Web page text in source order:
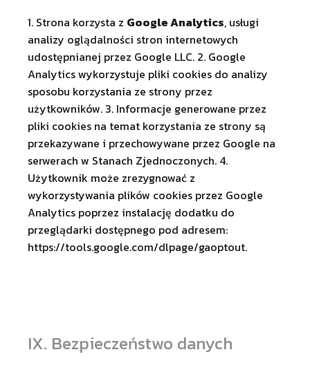
1. Strona korzysta z Google Analytics, usługi
analizy oglądalności stron internetowych
udostępnianej przez Google LLC. 2. Google
Analytics wykorzystuje pliki cookies do analizy
sposobu korzystania ze strony przez
użytkowników. 3. Informacje generowane przez
pliki cookies na temat korzystania ze strony są
przekazywane i przechowywane przez Google na
serwerach w Stanach Zjednoczonych. 4.
Użytkownik może zrezygnować z
wykorzystywania plików cookies przez Google
Analytics poprzez instalację dodatku do
przeglądarki dostępnego pod adresem:
https://tools.google.com/dlpage/gaoptout.
IX. Bezpieczeństwo danych